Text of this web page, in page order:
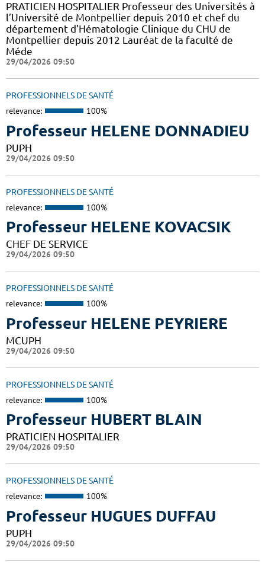
PRATICIEN HOSPITALIER Professeur des Universités à
l’Université de Montpellier depuis 2010 et chef du
département d’Hématologie Clinique du CHU de
Montpellier depuis 2012 Lauréat de la faculté de
Méde
29/04/2026 09:50
PROFESSIONNELS DE SANTÉ
relevance: 100%
Professeur HELENE DONNADIEU
PUPH
29/04/2026 09:50
PROFESSIONNELS DE SANTÉ
relevance: 100%
Professeur HELENE KOVACSIK
CHEF DE SERVICE
29/04/2026 09:50
PROFESSIONNELS DE SANTÉ
relevance: 100%
Professeur HELENE PEYRIERE
MCUPH
29/04/2026 09:50
PROFESSIONNELS DE SANTÉ
relevance: 100%
Professeur HUBERT BLAIN
PRATICIEN HOSPITALIER
29/04/2026 09:50
PROFESSIONNELS DE SANTÉ
relevance: 100%
Professeur HUGUES DUFFAU
PUPH
29/04/2026 09:50